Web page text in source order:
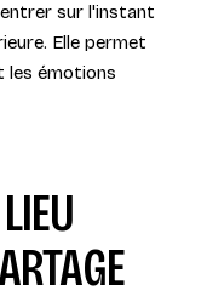
sur l'instant
Elle permet
les émotions